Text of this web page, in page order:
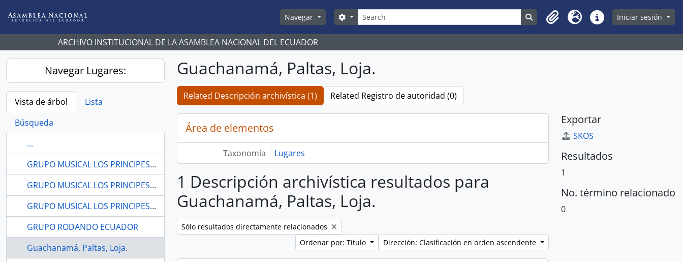
Navegar
Búsqueda
Search options Search in browse page
Clipboard
Idioma Enlaces rápidos
Iniciar sesión
ARCHIVO INSTITUCIONAL DE LA ASAMBLEA NACIONAL DEL ECUADOR
Navegar Lugares:
Vista de árbol
Lista
Búsqueda
...
GRUPO MUSICAL LOS PRINCIPES DEL ECUADOR.
GRUPO MUSICAL LOS PRINCIPES DEL ECUADOR. EL ORO
GRUPO MUSICAL LOS PRINCIPES DEL ECUADOR. EL ORO
GRUPO RODANDO ECUADOR
Guachanamá, Paltas, Loja.
Guachanamá, Paltas, Loja.
Related Descripción archivística (1) Related Registro de autoridad (0)
Área de elementos
Taxonomía Lugares
1 Descripción archivística resultados para
Guachanamá, Paltas, Loja.
Remove filter:
Sólo resultados directamente relacionados
Ordenar por: Título
Dirección: Clasificación en orden ascendente
Exportar
SKOS
Resultados
1
No. término relacionado
0